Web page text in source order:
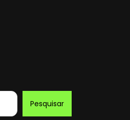
Pesquisar